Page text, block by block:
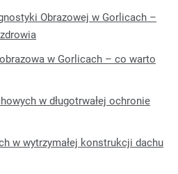
Obrazowej w Gorlicach –
w Gorlicach – co warto
w długotrwałej ochronie
w wytrzymałej konstrukcji dachu